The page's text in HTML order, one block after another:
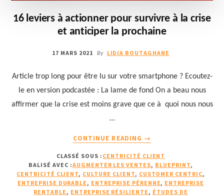
16 leviers à actionner pour survivre à la crise
et anticiper la prochaine
17 MARS 2021 By LIDIA BOUTAGHANE
Article trop long pour être lu sur votre smartphone ? Ecoutez-
le en version podcastée : La lame de fond On a beau nous
affirmer que la crise est moins grave que ce à quoi nous nous
…
CONTINUE READING
LEVIERS
À
ACTIONNER
POUR
→
CLASSÉ SOUS : CENTRICITÉ CLIENT
BALISÉ AVEC :AUGMENTER LES VENTES, BLUEPRINT,
CENTRICITÉ CLIENT, CULTURE CLIENT, CUSTOMER CENTRIC,
ENTREPRISE DURABLE , ENTREPRISE PÉRENNE, ENTREPRISE
RENTABLE , ENTREPRISE RÉSILIENTE , ÉTUDES DE